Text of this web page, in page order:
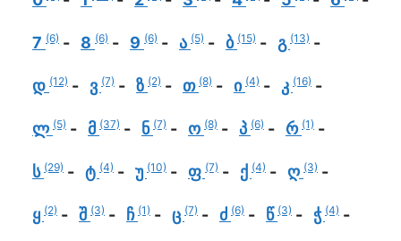
7 (6) 8 (6) 9 (6) ა (5) ბ (15) გ (13)
დ (12) ვ (7) ზ (2) თ (8) ი (4) კ (16)
ლ (5) მ (37) ნ (7) ო (8) პ (6) რ (1)
ს (29) ტ (4) უ (10) ფ (7) ქ (4) ღ (3)
ყ (2) შ (3) ჩ (1) ც (7) ძ (6) წ (3) ჭ (4)